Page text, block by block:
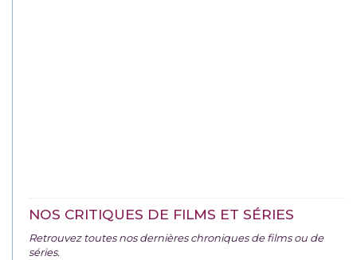
NOS CRITIQUES DE FILMS ET SÉRIES
Retrouvez toutes nos dernières chroniques de films ou de
séries.